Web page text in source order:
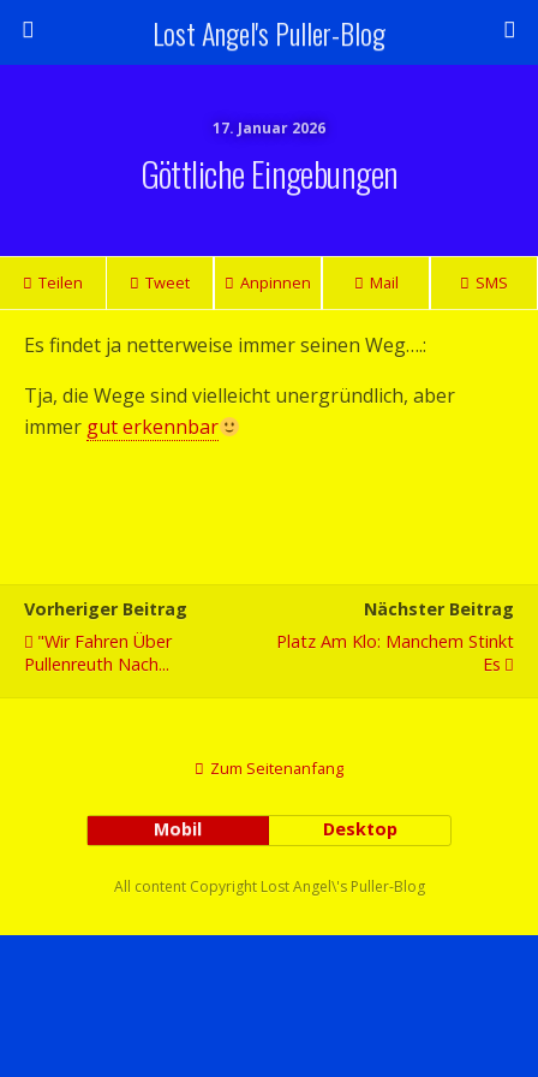
Lost Angel's Puller-Blog
17. Januar 2026
Göttliche Eingebungen
Teilen Tweet Anpinnen Mail SMS
Es findet ja netterweise immer seinen Weg….:
Tja, die Wege sind vielleicht unergründlich, aber
immer gut erkennbar
Vorheriger Beitrag
"Wir Fahren Über
Pullenreuth Nach...
Nächster Beitrag
Platz Am Klo: Manchem Stinkt
Es
Zum Seitenanfang
Mobil Desktop
All content Copyright Lost Angel\'s Puller-Blog